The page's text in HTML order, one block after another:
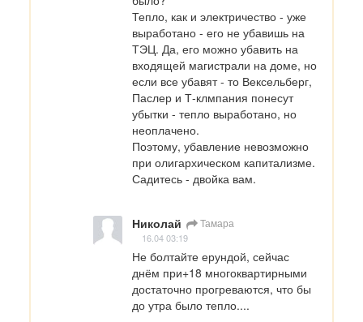
Тепло, как и электричество - уже
выработано - его не убавишь на
ТЭЦ. Да, его можно убавить на
входящей магистрали на доме, но
если все убавят - то Вексельберг,
Паслер и Т-клмпания понесут
убытки - тепло выработано, но
неоплачено.
Поэтому, убавление невозможно
при олигархическом капитализме.
Садитесь - двойка вам.
Николай Тамара
16.04 03:19
Не болтайте ерундой, сейчас
днём при+18 многоквартирными
достаточно прогреваются, что бы
до утра было тепло....